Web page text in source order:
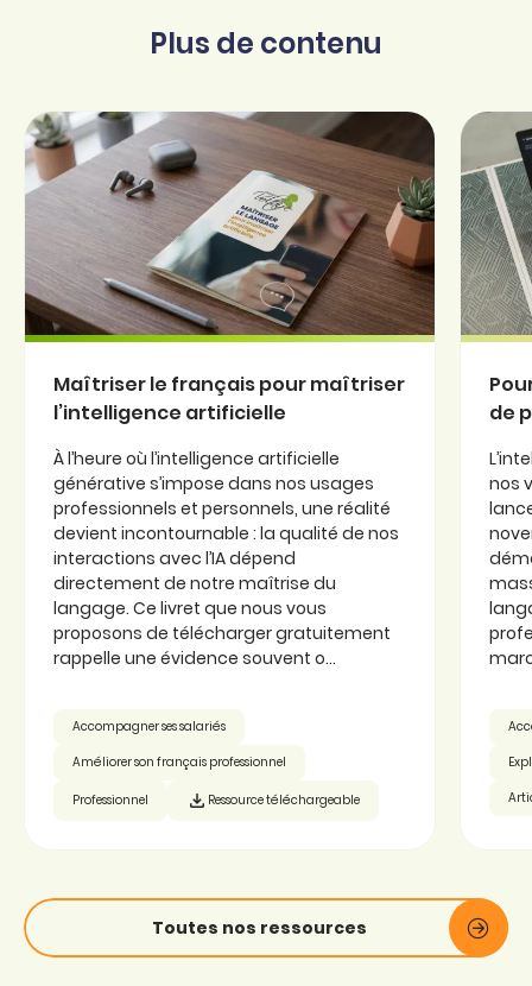
Plus de contenu
Maîtriser le français pour maîtriser
l’intelligence artificielle
À l’heure où l’intelligence artificielle
générative s’impose dans nos usages
professionnels et personnels, une réalité
devient incontournable : la qualité de nos
interactions avec l’IA dépend
directement de notre maîtrise du
langage. Ce livret que nous vous
proposons de télécharger gratuitement
rappelle une évidence souvent o...
Accompagner ses salariés
Améliorer son français professionnel
Professionnel Ressource téléchargeable
de
nos
Toutes nos ressources